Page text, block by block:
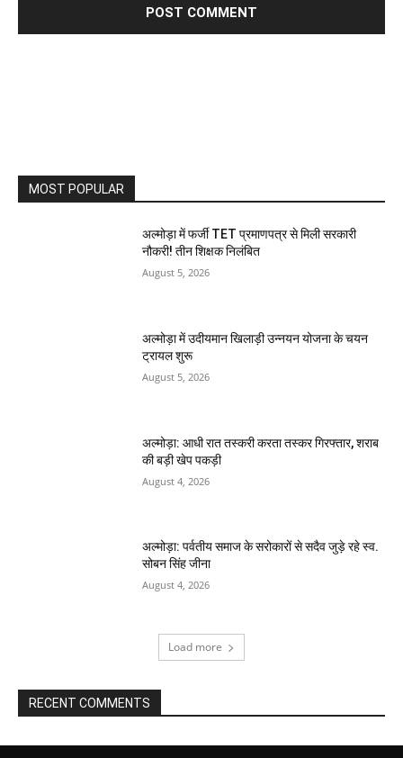
MOST POPULAR
अल्मोड़ा में फर्जी TET प्रमाणपत्र से मिली सरकारी
नौकरी! तीन शिक्षक निलंबित
August 5, 2026
अल्मोड़ा में उदीयमान खिलाड़ी उन्नयन योजना के चयन
ट्रायल शुरू
August 5, 2026
अल्मोड़ा: आधी रात तस्करी करता तस्कर​ गिरफ्तार, शराब
की बड़ी खेप पकड़ी
August 4, 2026
अल्मोड़ा: पर्वतीय समाज के सरोकारों से सदैव जुड़े रहे स्व.
सोबन सिंह जीना
August 4, 2026
Load more
RECENT COMMENTS